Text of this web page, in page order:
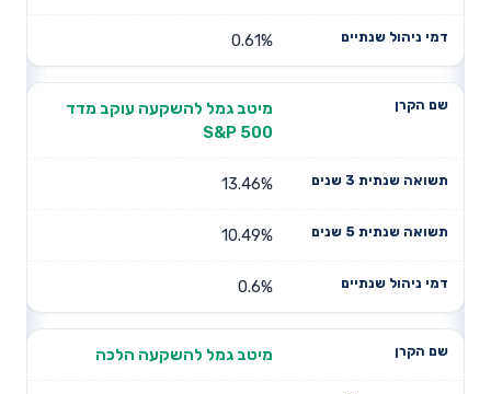
0.61%
מיטב גמל להשקעה עוקב מדד
S&P 500
13.46%
10.49%
0.6%
מיטב גמל להשקעה הלכה